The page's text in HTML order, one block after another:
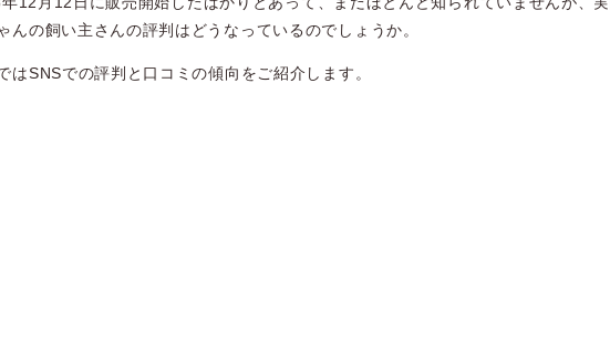
んの飼い主さんの評判はどうなっているのでしょうか。
はSNSでの評判と口コミの傾向をご紹介します。